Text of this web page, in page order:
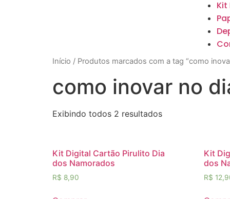
Kit
Início / Produtos marcados com a tag “como
como inovar no
Exibindo todos 2 resultados
Kit Digital Cartão Pirulito Dia
dos Namorados
R$ 8,90
Kit
dos
R$